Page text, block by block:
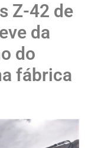
Z-42 de
da
do
fábrica